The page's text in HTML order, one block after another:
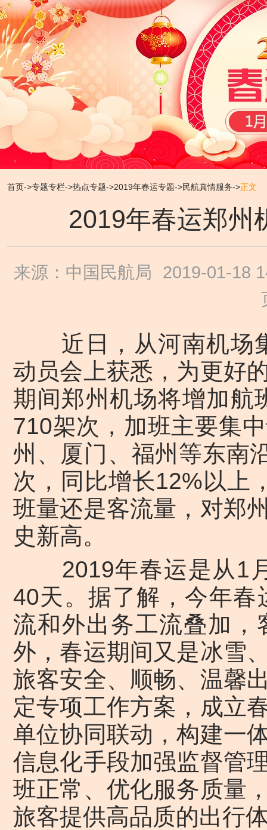
首页->专题专栏->热点专题->2019年春运专题->民航真情服务->正文
2019年春运郑州
来源：中国民航局
2019-01-18
近日，从河南机场
动员会上获悉，为更好
期间郑州机场将增加航
710架次，加班主要集
州、厦门、福州等东南
次，同比增长12%以上
班量还是客流量，对郑
史新高。
2019年春运是从1月
40天。据了解，今年
流和外出务工流叠加
外，春运期间又是冰雪
旅客安全、顺畅、温馨
定专项工作方案，成立
单位协同联动，构建一
信息化手段加强监督管
班正常、优化服务质量
旅客提供高品质的出行